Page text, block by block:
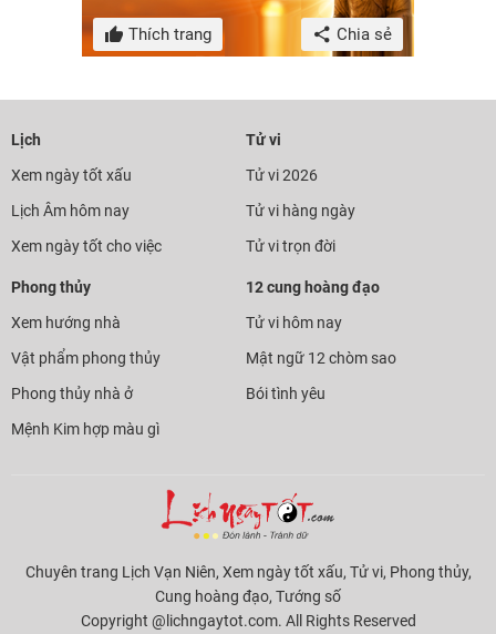
Thích trang Chia sẻ
Lịch
Xem ngày tốt xấu
Lịch Âm hôm nay
Xem ngày tốt cho việc
Tử vi
Tử vi 2026
Tử vi hàng ngày
Tử vi trọn đời
Phong thủy
Xem hướng nhà
Vật phẩm phong thủy
Phong thủy nhà ở
Mệnh Kim hợp màu gì
12 cung hoàng đạo
Tử vi hôm nay
Mật ngữ 12 chòm sao
Bói tình yêu
Chuyên trang Lịch Vạn Niên, Xem ngày tốt xấu, Tử vi, Phong thủy,
Cung hoàng đạo, Tướng số
Copyright @lichngaytot.com. All Rights Reserved